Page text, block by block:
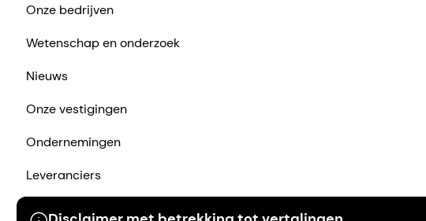
Onze bedrijven
Wetenschap en onderzoek
Nieuws
Onze vestigingen
Ondernemingen
Leveranciers
Neem contact met ons op